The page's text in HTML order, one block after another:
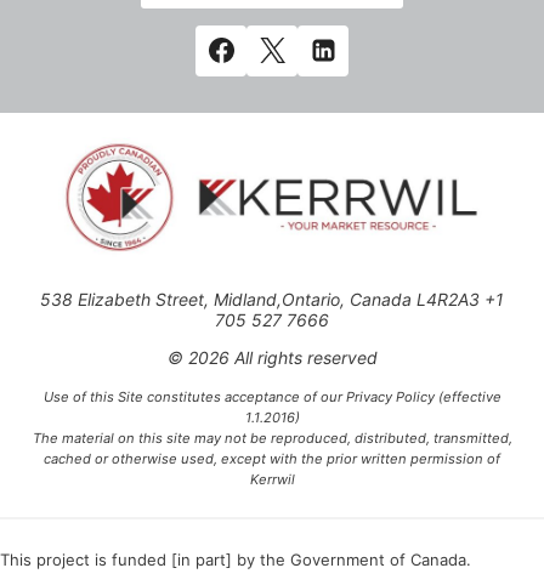
538 Elizabeth Street, Midland,Ontario, Canada L4R2A3 +1
705 527 7666
© 2026 All rights reserved
Use of this Site constitutes acceptance of our Privacy Policy (effective
1.1.2016)
The material on this site may not be reproduced, distributed, transmitted,
cached or otherwise used, except with the prior written permission of
Kerrwil
This project is funded [in part] by the Government of Canada.